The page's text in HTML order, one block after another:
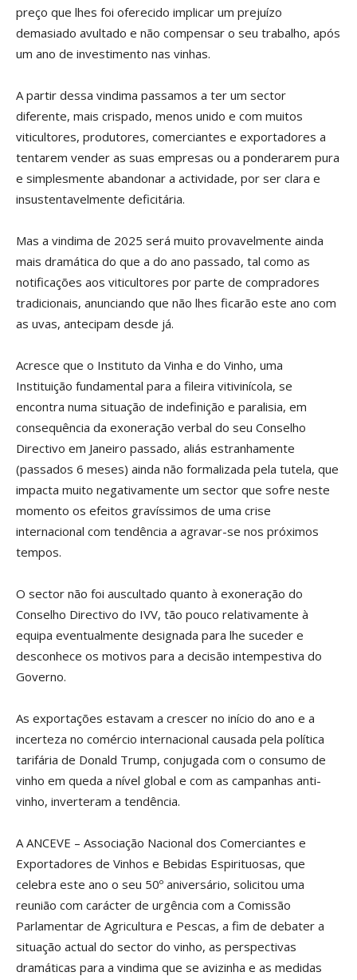
preço que lhes foi oferecido implicar um prejuízo
demasiado avultado e não compensar o seu trabalho, após
um ano de investimento nas vinhas.
A partir dessa vindima passamos a ter um sector
diferente, mais crispado, menos unido e com muitos
viticultores, produtores, comerciantes e exportadores a
tentarem vender as suas empresas ou a ponderarem pura
e simplesmente abandonar a actividade, por ser clara e
insustentavelmente deficitária.
Mas a vindima de 2025 será muito provavelmente ainda
mais dramática do que a do ano passado, tal como as
notificações aos viticultores por parte de compradores
tradicionais, anunciando que não lhes ficarão este ano com
as uvas, antecipam desde já.
Acresce que o Instituto da Vinha e do Vinho, uma
Instituição fundamental para a fileira vitivinícola, se
encontra numa situação de indefinição e paralisia, em
consequência da exoneração verbal do seu Conselho
Directivo em Janeiro passado, aliás estranhamente
(passados 6 meses) ainda não formalizada pela tutela, que
impacta muito negativamente um sector que sofre neste
momento os efeitos gravíssimos de uma crise
internacional com tendência a agravar-se nos próximos
tempos.
O sector não foi auscultado quanto à exoneração do
Conselho Directivo do IVV, tão pouco relativamente à
equipa eventualmente designada para lhe suceder e
desconhece os motivos para a decisão intempestiva do
Governo.
As exportações estavam a crescer no início do ano e a
incerteza no comércio internacional causada pela política
tarifária de Donald Trump, conjugada com o consumo de
vinho em queda a nível global e com as campanhas anti-
vinho, inverteram a tendência.
A ANCEVE – Associação Nacional dos Comerciantes e
Exportadores de Vinhos e Bebidas Espirituosas, que
celebra este ano o seu 50º aniversário, solicitou uma
reunião com carácter de urgência com a Comissão
Parlamentar de Agricultura e Pescas, a fim de debater a
situação actual do sector do vinho, as perspectivas
dramáticas para a vindima que se avizinha e as medidas